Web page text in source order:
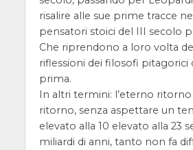
risalire alle sue prime tracce
pensatori stoici del III secolo
Che riprendono a loro volta
riflessioni dei filosofi pitagorici
prima.
In altri termini: l’eterno ritorno
ritorno, senza aspettare un
elevato alla 10 elevato alla 23
miliardi di anni, tanto non fa